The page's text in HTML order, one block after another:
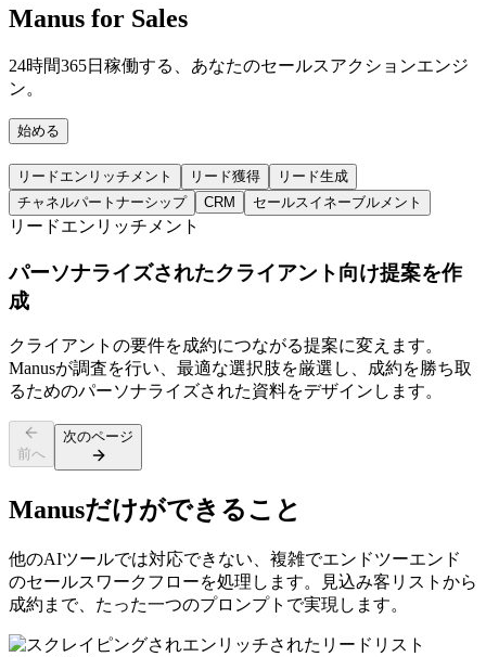
Manus for Sales
24時間365日稼働する、あなたのセールスアクションエンジ
ン。
始める
リードエンリッチメント リード獲得
リード生成
チャネルパートナーシップ
CRM セールスイネーブルメント
リードエンリッチメント
パーソナライズされたクライアント向け提案を作
成
クライアントの要件を成約につながる提案に変えます。
Manusが調査を行い、最適な選択肢を厳選し、成約を勝ち取
るためのパーソナライズされた資料をデザインします。
前へ
次のページ
Manusだけができること
他のAIツールでは対応できない、複雑でエンドツーエンド
のセールスワークフローを処理します。見込み客リストから
成約まで、たった一つのプロンプトで実現します。